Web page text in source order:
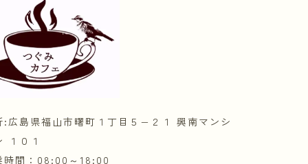
:広島県福山市曙町１丁目５−２１ 興南マンシ
１０１
時間：08:00～18:00